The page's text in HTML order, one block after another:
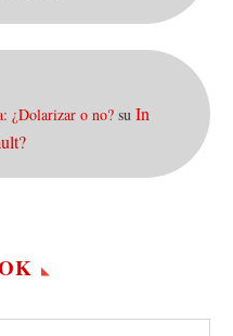
¿Dolarizar o no? su In